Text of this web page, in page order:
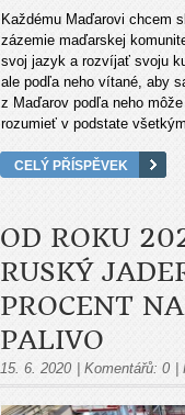
Každému Maďarovi chcem
zázemie maďarskej
svoj jazyk a rozvíjať svoju
ale podľa neho vítané, aby
z Maďarov podľa neho
rozumieť v podstate
CELÝ PŘÍSPĚVEK
OD ROKU
RUSKÝ
PROCENT
PALIVO
15. 6. 2020 Komentářů: 0